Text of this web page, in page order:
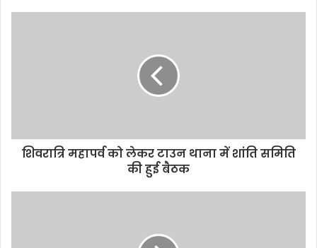
s
e
शिवरात्रि महापर्व को लेकर टाउन थाना में शांति समिति
की हुई बैठक